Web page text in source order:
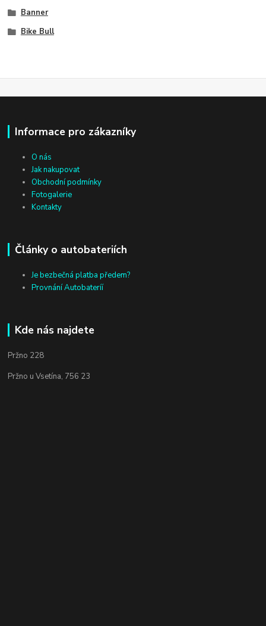
Banner
Bike Bull
Informace pro zákazníky
O nás
Jak nakupovat
Obchodní podmínky
Fotogalerie
Kontakty
Články o autobateriích
Je bezbečná platba předem?
Provnání Autobateríí
Kde nás najdete
Pržno 228
Pržno u Vsetína, 756 23